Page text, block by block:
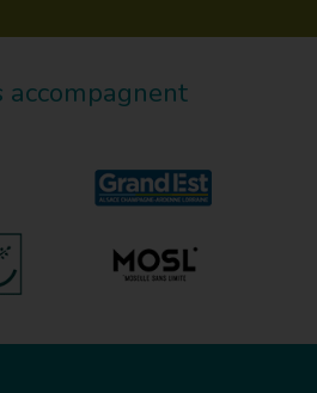
accompagnent